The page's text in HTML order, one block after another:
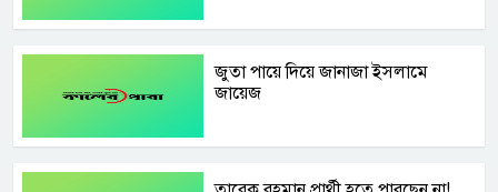
জুতা পা‌য়ে দি‌য়ে জানাজা ইসলা‌মে
জা‌য়েজ